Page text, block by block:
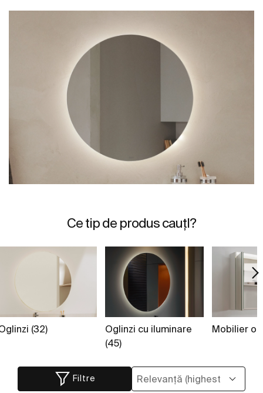
Ce tip de produs cauțI?
(32)
Oglinzi cu iluminare
(45)
Mobilier
Filtre